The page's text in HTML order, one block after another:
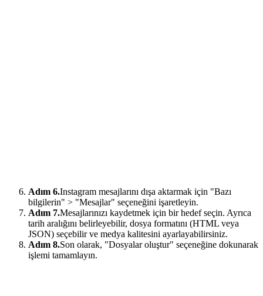
Adım 6.Instagram mesajlarını dışa aktarmak için "Bazı
bilgilerin" > "Mesajlar" seçeneğini işaretleyin.
Adım 7.Mesajlarınızı kaydetmek için bir hedef seçin. Ayrıca
tarih aralığını belirleyebilir, dosya formatını (HTML veya
JSON) seçebilir ve medya kalitesini ayarlayabilirsiniz.
Adım 8.Son olarak, "Dosyalar oluştur" seçeneğine dokunarak
işlemi tamamlayın.